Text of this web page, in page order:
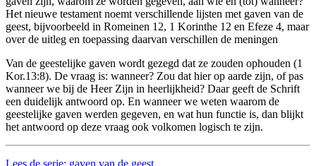
Het nieuwe testament noemt verschillende lijsten met gaven van de
geest, bijvoorbeeld in Romeinen 12, 1 Korinthe 12 en Efeze 4, maar
over de uitleg en toepassing daarvan verschillen de meningen
Van de geestelijke gaven wordt gezegd dat ze zouden ophouden (1
Kor.13:8). De vraag is: wanneer? Zou dat hier op aarde zijn, of pas
wanneer we bij de Heer Zijn in heerlijkheid? Daar geeft de Schrift
een duidelijk antwoord op. En wanneer we weten waarom de
geestelijke gaven werden gegeven, en wat hun functie is, dan blijkt
het antwoord op deze vraag ook volkomen logisch te zijn.
Lees de serie: gaven van de geest